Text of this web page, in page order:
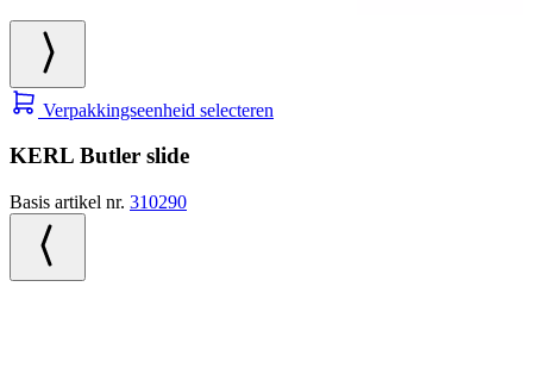
Verpakkingseenheid selecteren
KERL Butler slide
Basis artikel nr. 310290